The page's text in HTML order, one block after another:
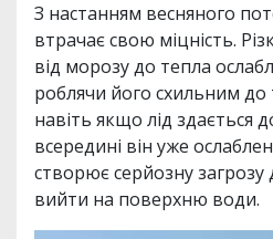
З настанням весняного
втрачає свою міцність.
від морозу до тепла
роблячи його схильним до
навіть якщо лід здається
всередині він уже
створює серйозну загрозу
вийти на поверхню води.